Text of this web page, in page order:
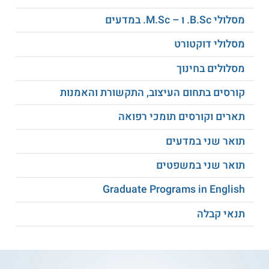
ושלישי. תכניות נוספות לתואר ראשון המוצעות במחלקה כוללות
לימודי ניהול טכנולוגיה, לימודים רב תחומיים בהתמחות מערכות
בריאות, ותכנית "אורט" לניהול טכנולוגיה. המעוניינים להרחיב את
הידע שברשותם יכולים להמשיך גם לתואר שני בניהול שרשראות
אספקה ולוגיסטיקה המוצע במחלקה, ומסלולים נוספים.
למידע נוסף לחצו:
מסלולי B.Sc. ו – M.Sc. במדעים
מסלולי דוקטורט
מסלולים בחינוך
קורסים בתחום העיצוב, התקשורת והאמנות
תארים וקורסים תומכי רפואה
תואר שני במדעים
תואר שני במשפטים
Graduate Programs in English
תנאי קבלה